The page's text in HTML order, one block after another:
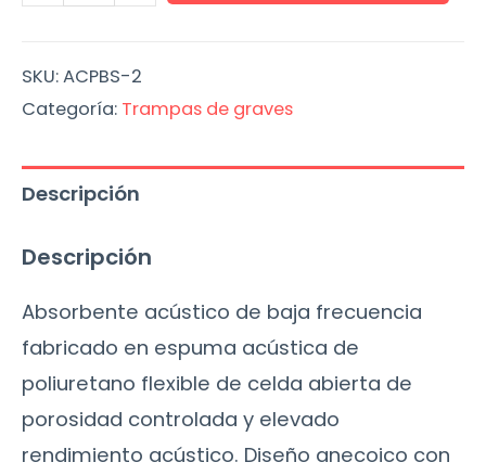
Absorber
(2
Uds.)
cantidad
SKU:ACPBS-2
Categoría: Trampas de graves
Descripción
Descripción
Absorbente acústico de baja frecuencia
fabricado en espuma acústica de
poliuretano flexible de celda abierta de
porosidad controlada y elevado
rendimiento acústico. Diseño anecoico con